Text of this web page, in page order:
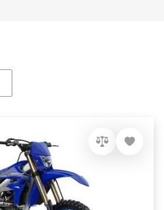
канал та слідкуй за